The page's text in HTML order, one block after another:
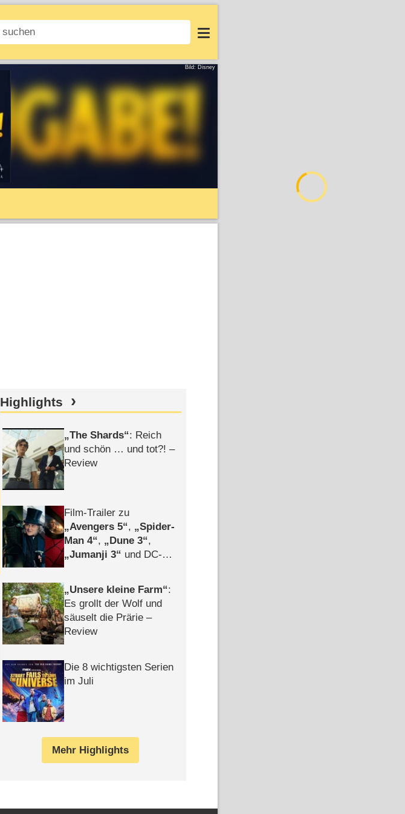
Login
Bild: Disney
Highlights
The Shards : Reich
und schön … und tot?! –
Review
Film-Trailer zu
Avengers 5 ,
Spider-
Man 4 , Dune 3 ,
Jumanji 3
und DC-
Unsere kleine Farm :
Es grollt der Wolf und
säuselt die Prärie –
Review
Die 8 wichtigsten Serien
im Juli
Mehr Highlights